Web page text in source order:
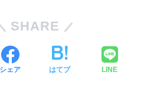
SHARE
シェア はてブ LINE